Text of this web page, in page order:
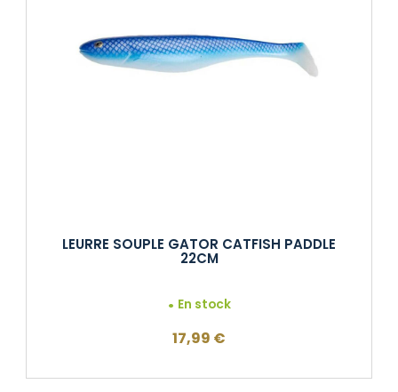
LEURRE SOUPLE GATOR CATFISH PADDLE
22CM
En stock
17,99 €